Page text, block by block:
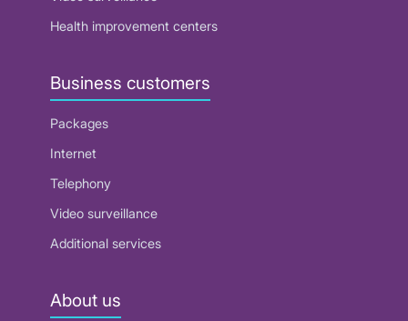
Health improvement centers
Business customers
Packages
Internet
Telephony
Video surveillance
Additional services
About us